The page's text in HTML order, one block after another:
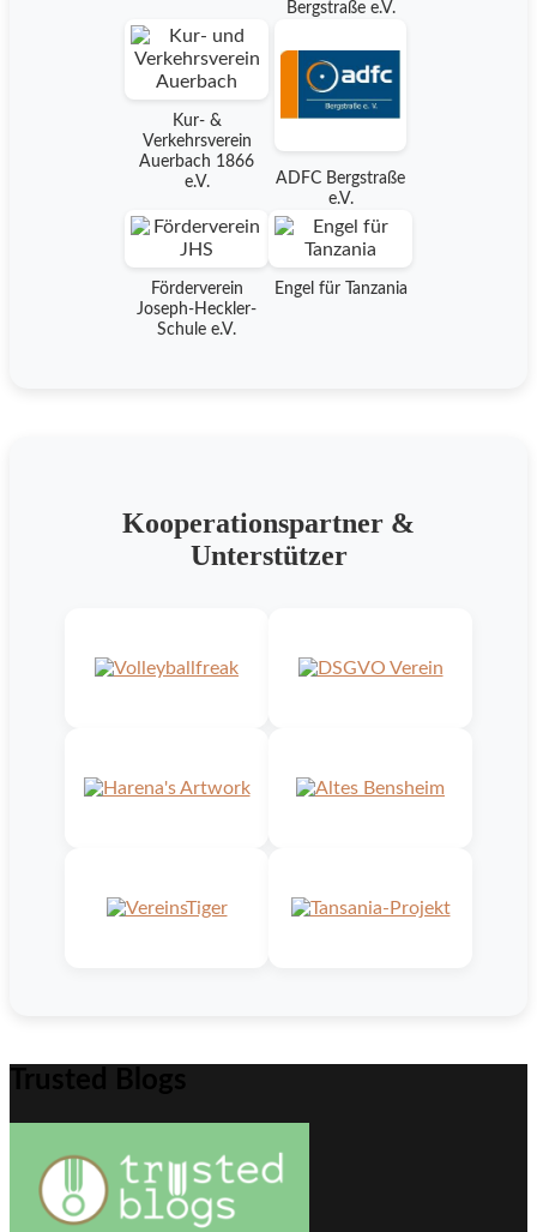
Bergstraße e.V.
Kur- &
Verkehrsverein
Auerbach 1866
e.V.
ADFC Bergstraße
e.V.
Förderverein
Joseph-Heckler-
Schule e.V.
Engel für Tanzania
Kooperationspartner &
Unterstützer
Trusted Blogs